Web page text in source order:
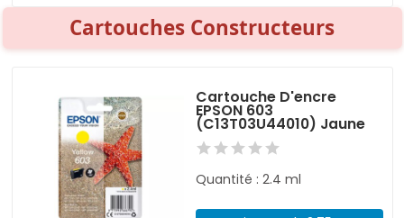
Cartouches Constructeurs
Cartouche D'encre
EPSON 603
(C13T03U44010) Jaune
Quantité : 2.4 ml